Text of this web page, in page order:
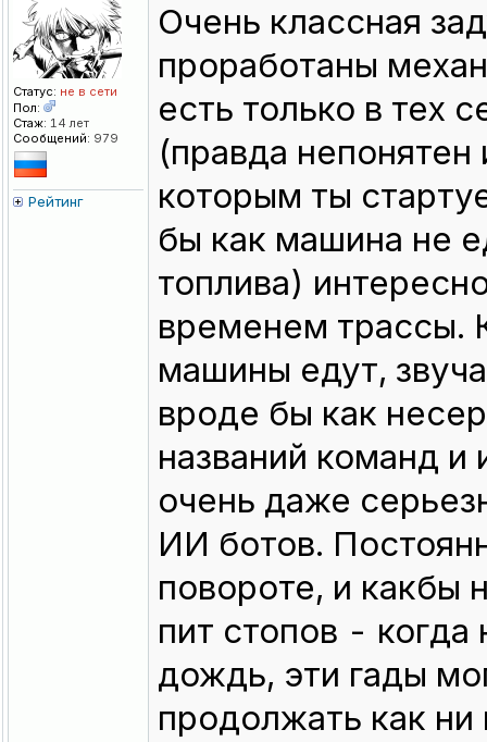
Статус: не в сети
Пол:
Стаж: 14 лет
Сообщений: 979
Рейтинг
Очень классная
проработаны
есть только в тех
(правда
которым ты
бы как машина не
топлива)
временем трассы.
машины едут,
вроде бы как
названий команд и
очень даже
ИИ ботов.
повороте, и какбы
пит стопов - когда
дождь, эти гады
продолжать как